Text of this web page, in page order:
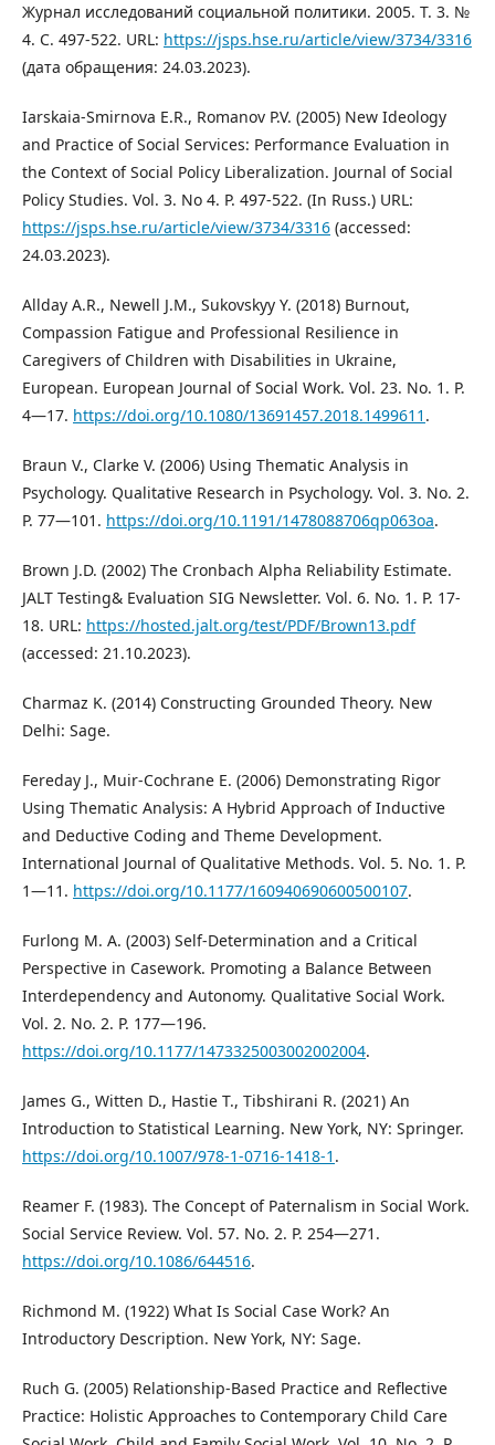
Журнал исследований социальной политики. 2005. Т. 3. №
4. С. 497-522. URL: https://jsps.hse.ru/article/view/3734/3316
(дата обращения: 24.03.2023).
Iarskaia-Smirnova E.R., Romanov P.V. (2005) New Ideology
and Practice of Social Services: Performance Evaluation in
the Context of Social Policy Liberalization. Journal of Social
Policy Studies. Vol. 3. No 4. P. 497-522. (In Russ.) URL:
https://jsps.hse.ru/article/view/3734/3316 (accessed:
24.03.2023).
Allday A.R., Newell J.M., Sukovskyy Y. (2018) Burnout,
Compassion Fatigue and Professional Resilience in
Caregivers of Children with Disabilities in Ukraine,
European. European Journal of Social Work. Vol. 23. No. 1. P.
4—17. https://doi.org/10.1080/13691457.2018.1499611 .
Braun V., Clarke V. (2006) Using Thematic Analysis in
Psychology. Qualitative Research in Psychology. Vol. 3. No. 2.
P. 77—101. https://doi.org/10.1191/1478088706qp063oa.
Brown J.D. (2002) The Cronbach Alpha Reliability Estimate.
JALT Testing& Evaluation SIG Newsletter. Vol. 6. No. 1. P. 17-
18. URL: https://hosted.jalt.org/test/PDF/Brown13.pdf
(accessed: 21.10.2023).
Charmaz K. (2014) Constructing Grounded Theory. New
Delhi: Sage.
Fereday J., Muir-Cochrane E. (2006) Demonstrating Rigor
Using Thematic Analysis: A Hybrid Approach of Inductive
and Deductive Coding and Theme Development.
International Journal of Qualitative Methods. Vol. 5. No. 1. P.
1—11. https://doi.org/10.1177/160940690600500107.
Furlong M. A. (2003) Self-Determination and a Critical
Perspective in Casework. Promoting a Balance Between
Interdependency and Autonomy. Qualitative Social Work.
Vol. 2. No. 2. P. 177—196.
https://doi.org/10.1177/1473325003002002004.
James G., Witten D., Hastie T., Tibshirani R. (2021) An
Introduction to Statistical Learning. New York, NY: Springer.
https://doi.org/10.1007/978-1-0716-1418-1 .
Reamer F. (1983). The Concept of Paternalism in Social Work.
Social Service Review. Vol. 57. No. 2. P. 254—271.
https://doi.org/10.1086/644516.
Richmond M. (1922) What Is Social Case Work? An
Introductory Description. New York, NY: Sage.
Ruch G. (2005) Relationship-Based Practice and Reflective
Practice: Holistic Approaches to Contemporary Child Care